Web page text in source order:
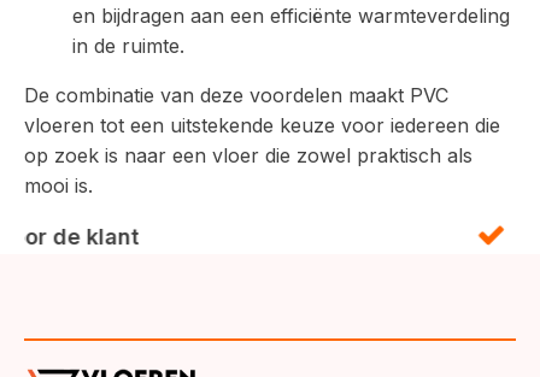
en bijdragen aan een efficiënte warmteverdeling
in de ruimte.
De combinatie van deze voordelen maakt PVC
vloeren tot een uitstekende keuze voor iedereen die
op zoek is naar een vloer die zowel praktisch als
mooi is.